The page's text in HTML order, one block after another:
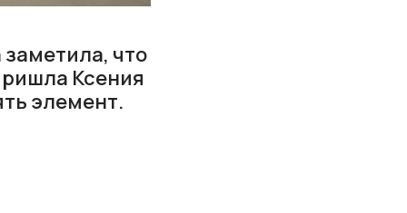
что
Ксения
элемент.